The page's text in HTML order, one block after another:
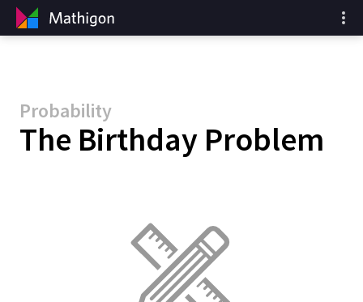
Probability
The Birthday Problem